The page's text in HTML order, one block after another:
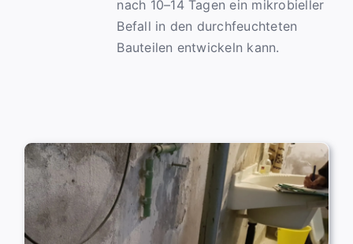
nach 10–14 Tagen ein mikrobieller
Befall in den durchfeuchteten
Bauteilen entwickeln kann.